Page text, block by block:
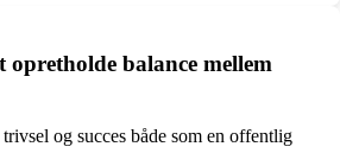
balance mellem
og succes både som en offentlig